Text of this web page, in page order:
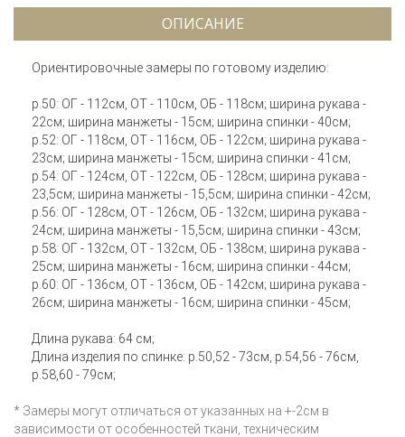
ОПИСАНИЕ
Ориентировочные замеры по готовому изделию:
р.50: ОГ - 112см, ОТ - 110см, ОБ - 118см; ширина рукава -
22см; ширина манжеты - 15см; ширина спинки - 40см;
р.52: ОГ - 118см, ОТ - 116см, ОБ - 122см; ширина рукава -
23см; ширина манжеты - 15см; ширина спинки - 41см;
р.54: ОГ - 124см, ОТ - 122см, ОБ - 128см; ширина рукава -
23,5см; ширина манжеты - 15,5см; ширина спинки - 42см;
р.56: ОГ - 128см, ОТ - 126см, ОБ - 132см; ширина рукава -
24см; ширина манжеты - 15,5см; ширина спинки - 43см;
р.58: ОГ - 132см, ОТ - 132см, ОБ - 138см; ширина рукава -
25см; ширина манжеты - 16см; ширина спинки - 44см;
р.60: ОГ - 136см, ОТ - 136см, ОБ - 142см; ширина рукава -
26см; ширина манжеты - 16см; ширина спинки - 45см;
Длина рукава: 64 см;
Длина изделия по спинке: р.50,52 - 73см, р.54,56 - 76см,
р.58,60 - 79см;
* Замеры могут отличаться от указанных на +-2см в
зависимости от особенностей ткани, техническим